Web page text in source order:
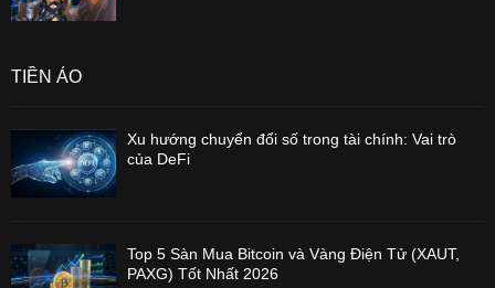
TIỀN ẢO
Xu hướng chuyển đổi số trong tài chính: Vai trò
của DeFi
Top 5 Sàn Mua Bitcoin và Vàng Điện Tử (XAUT,
PAXG) Tốt Nhất 2026